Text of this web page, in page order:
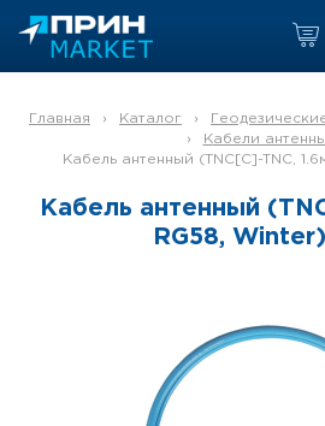
Главная › Каталог ›
›
Кабели
Кабель антенный (TNC[C]-TNC,
Кабель антенный
RG58,